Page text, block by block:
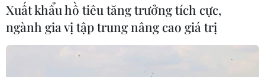
Xuất khẩu hồ tiêu tăng trưởng tích cực,
ngành gia vị tập trung nâng cao giá trị